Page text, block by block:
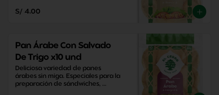
S/ 4.00
Pan Árabe Con Salvado
De Trigo x10 und
Deliciosa variedad de panes
árabes sin miga. Especiales para la
preparación de sándwiches,